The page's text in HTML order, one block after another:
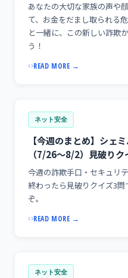
あなたの大切な家族の声や
て、お金をだまし取られる
と一緒に、この新しい詐欺
う！
READ MORE →
ネット安全
【今週のまとめ】シェ
（7/26〜8/2）見破りク
今週の詐欺手口・セキュリ
終わったら見破りクイズ3
ぞ。
READ MORE →
ネット安全